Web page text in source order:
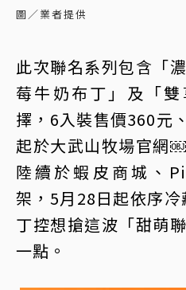
圖／業者提供
此次聯名系列包含「
莓牛奶布丁」及「
擇，6入裝售價360元
起於大武山牧場官網
陸續於蝦皮商城、
架，5月28日起依序
丁控想搶這波「甜萌
一點。